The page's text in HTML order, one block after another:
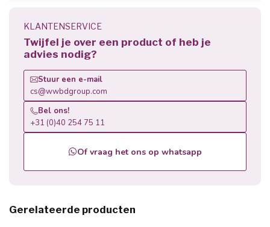
KLANTENSERVICE
Twijfel je over een product of heb je
advies nodig?
Stuur een e-mail
cs@wwbdgroup.com
Bel ons!
+31 (0)40 254 75 11
Of vraag het ons op whatsapp
Gerelateerde producten